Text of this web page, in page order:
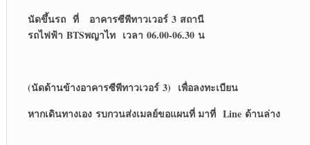
นัดขึ้นรถ ที่ อาคารซีพีทาวเวอร์ 3 สถานี
รถไฟฟ้า BTSพญาไท เวลา 06.00-06.30 น
(นัดด้านข้างอาคารซีพีทาวเวอร์ 3) เพื่อลงทะเบียน
หากเดินทางเอง รบกวนส่งเมลย์ขอแผนที่ มาที่ Line ด้านล่าง